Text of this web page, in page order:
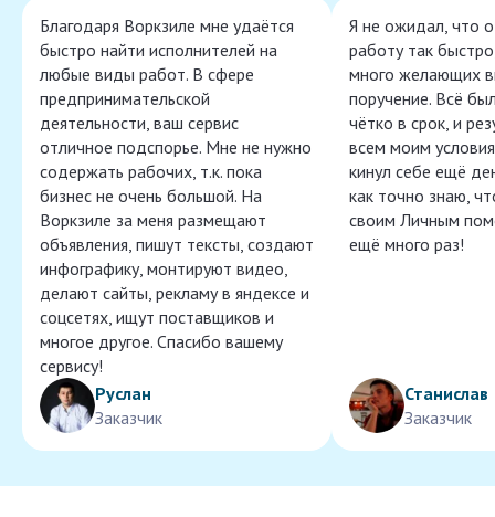
Благодаря Воркзиле мне удаётся
быстро найти исполнителей на
любые виды работ. В сфере
предпринимательской
деятельности, ваш сервис
отличное подспорье. Мне не нужно
содержать рабочих, т.к. пока
бизнес не очень большой. На
Воркзиле за меня размещают
объявления, пишут тексты, создают
инфографику, монтируют видео,
делают сайты, рекламу в яндексе и
соцсетях, ищут поставщиков и
многое другое. Спасибо вашему
сервису!
Руслан
Заказчик
Я не ожидал, что
работу так
много желающих
поручение. Всё
чётко в срок, и
всем моим
кинул себе ещё
как точно знаю,
своим Личным
ещё много раз!
Станислав
Заказчик